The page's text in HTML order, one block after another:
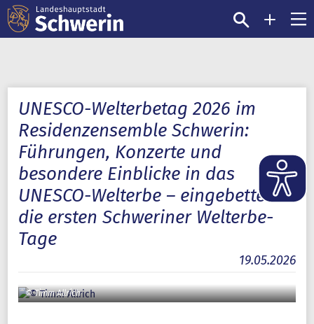
UNESCO-Welterbetag 2026 im
Residenzensemble Schwerin:
Führungen, Konzerte und
besondere Einblicke in das
UNESCO-Welterbe – eingebettet in
die ersten Schweriner Welterbe-
Tage
19.05.2026
© Timm Allrich